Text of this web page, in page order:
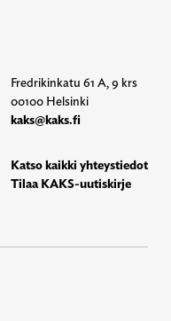
Fredrikinkatu 61 A, 9 krs
00100 Helsinki
kaks@kaks.fi
Katso kaikki yhteystiedot
Tilaa KAKS-uutiskirje